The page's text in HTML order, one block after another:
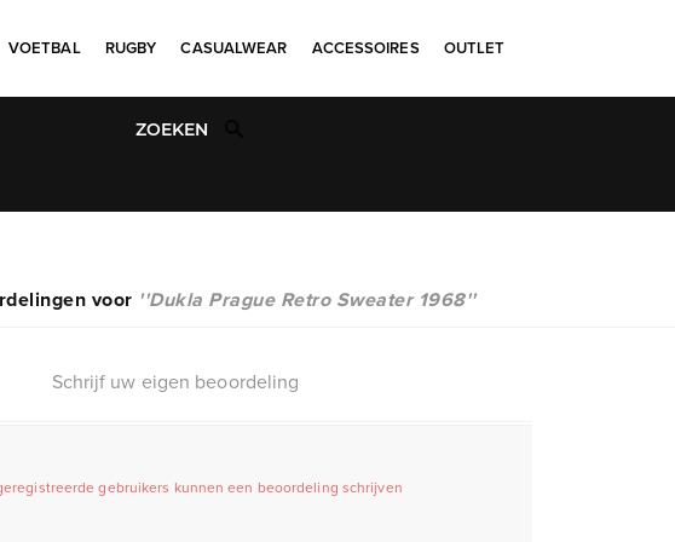
VOETBAL RUGBY CASUALWEAR ACCESSOIRES OUTLET
voor Dukla Prague Retro Sweater 1968
Schrijf uw eigen beoordeling
gebruikers kunnen een beoordeling schrijven